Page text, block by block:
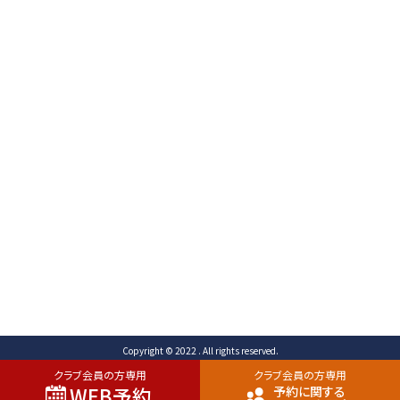
クラブ会員の方専用 クラブ会員の方専用
予約に関する
Copyright © 2022 . All rights reserved.